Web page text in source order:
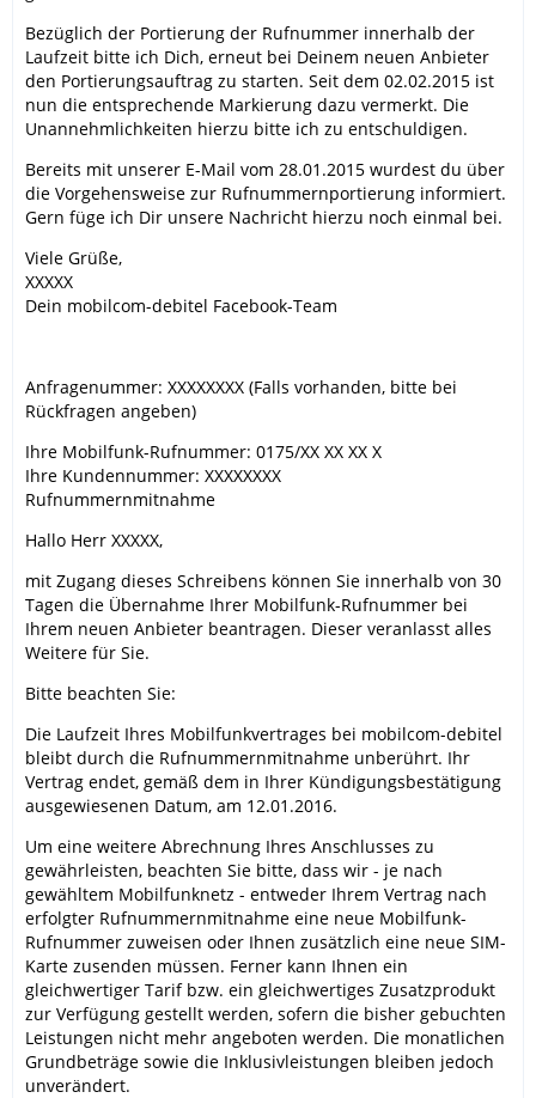
Bezüglich der Portierung der Rufnummer innerhalb der
Laufzeit bitte ich Dich, erneut bei Deinem neuen Anbieter
den Portierungsauftrag zu starten. Seit dem 02.02.2015 ist
nun die entsprechende Markierung dazu vermerkt. Die
Unannehmlichkeiten hierzu bitte ich zu entschuldigen.
Bereits mit unserer E-Mail vom 28.01.2015 wurdest du über
die Vorgehensweise zur Rufnummernportierung informiert.
Gern füge ich Dir unsere Nachricht hierzu noch einmal bei.
Viele Grüße,
XXXXX
Dein mobilcom-debitel Facebook-Team
Anfragenummer: XXXXXXXX (Falls vorhanden, bitte bei
Rückfragen angeben)
Ihre Mobilfunk-Rufnummer: 0175/XX XX XX X
Ihre Kundennummer: XXXXXXXX
Rufnummernmitnahme
Hallo Herr XXXXX,
mit Zugang dieses Schreibens können Sie innerhalb von 30
Tagen die Übernahme Ihrer Mobilfunk-Rufnummer bei
Ihrem neuen Anbieter beantragen. Dieser veranlasst alles
Weitere für Sie.
Bitte beachten Sie:
Die Laufzeit Ihres Mobilfunkvertrages bei mobilcom-debitel
bleibt durch die Rufnummernmitnahme unberührt. Ihr
Vertrag endet, gemäß dem in Ihrer Kündigungsbestätigung
ausgewiesenen Datum, am 12.01.2016.
Um eine weitere Abrechnung Ihres Anschlusses zu
gewährleisten, beachten Sie bitte, dass wir - je nach
gewähltem Mobilfunknetz - entweder Ihrem Vertrag nach
erfolgter Rufnummernmitnahme eine neue Mobilfunk-
Rufnummer zuweisen oder Ihnen zusätzlich eine neue SIM-
Karte zusenden müssen. Ferner kann Ihnen ein
gleichwertiger Tarif bzw. ein gleichwertiges Zusatzprodukt
zur Verfügung gestellt werden, sofern die bisher gebuchten
Leistungen nicht mehr angeboten werden. Die monatlichen
Grundbeträge sowie die Inklusivleistungen bleiben jedoch
unverändert.